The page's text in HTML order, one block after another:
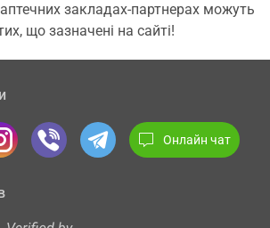
закладах-партнерах можуть
що зазначені на сайті!
Онлайн чат